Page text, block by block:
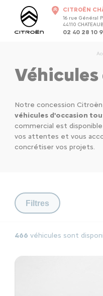
CITROËN
16 rue Général
44110
02 40 28 10
Notre concession
véhicules d'occasion
commercial est
vos attentes et vous
concrétiser vos projets.
Filtres
466 véhicules sont